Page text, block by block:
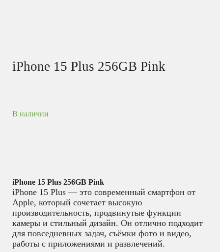
iPhone 15 Plus 256GB Pink
В наличии
iPhone 15 Plus 256GB Pink
iPhone 15 Plus — это современный смартфон от
Apple, который сочетает высокую
производительность, продвинутые функции
камеры и стильный дизайн. Он отлично подходит
для повседневных задач, съёмки фото и видео,
работы с приложениями и развлечений.